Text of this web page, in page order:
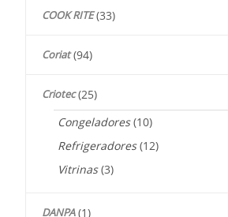
COOK RITE (33)
Coriat (94)
Criotec (25)
Congeladores (10)
Refrigeradores (12)
Vitrinas (3)
DANPA (1)